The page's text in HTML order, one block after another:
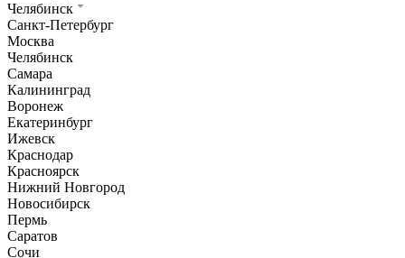
Челябинск
Санкт-Петербург
Москва
Челябинск
Самара
Калининград
Воронеж
Екатеринбург
Ижевск
Краснодар
Красноярск
Нижний Новгород
Новосибирск
Пермь
Саратов
Сочи